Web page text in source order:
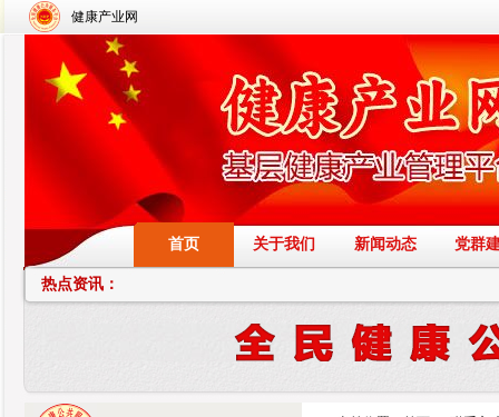
健康产业网
首页 关于我们 新闻动态 党群
热点资讯：